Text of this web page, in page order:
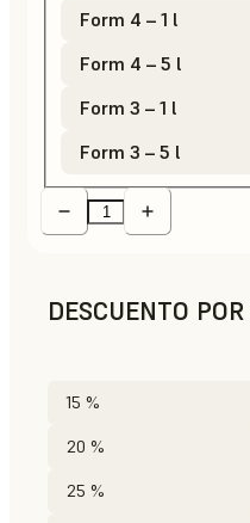
Form 4 – 1 l
Form 4 – 5 l
Form 3 – 1 l
Form 3 – 5 l
DESCUENTO
15 %
20 %
25 %